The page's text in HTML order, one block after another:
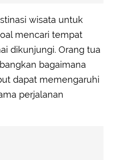
wisata untuk
mencari tempat
dikunjungi. Orang tua
bagaimana
dapat memengaruhi
perjalanan